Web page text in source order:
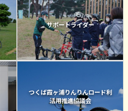
サポートライダー
つくば霞ヶ浦りんりんロード利
活用推進協議会